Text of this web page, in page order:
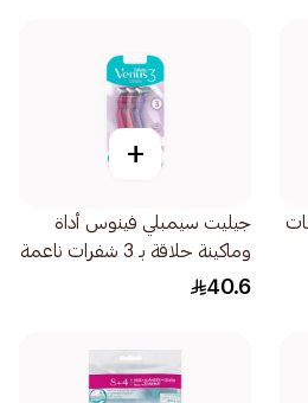
+
جيليت سيمبلي فينوس أداة
وماكينة حلاقة بـ 3 شفرات ناعمة
3قطعة
40.6